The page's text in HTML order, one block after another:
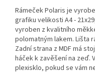
Rámeček Polaris je
grafiku velikosti A4 -
vyroben z kvalitního
polomatným lakem. Lišta
Zadní strana z MDF má
háček k zavěšení na zeď.
plexisklo, pokud se vám